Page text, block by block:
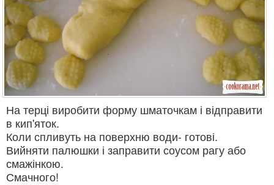
На терці виробити форму шматочкам і відправити
в кип'яток.
Коли спливуть на поверхню води- готові.
Вийняти палюшки і заправити соусом рагу або
смажінкою.
Смачного!